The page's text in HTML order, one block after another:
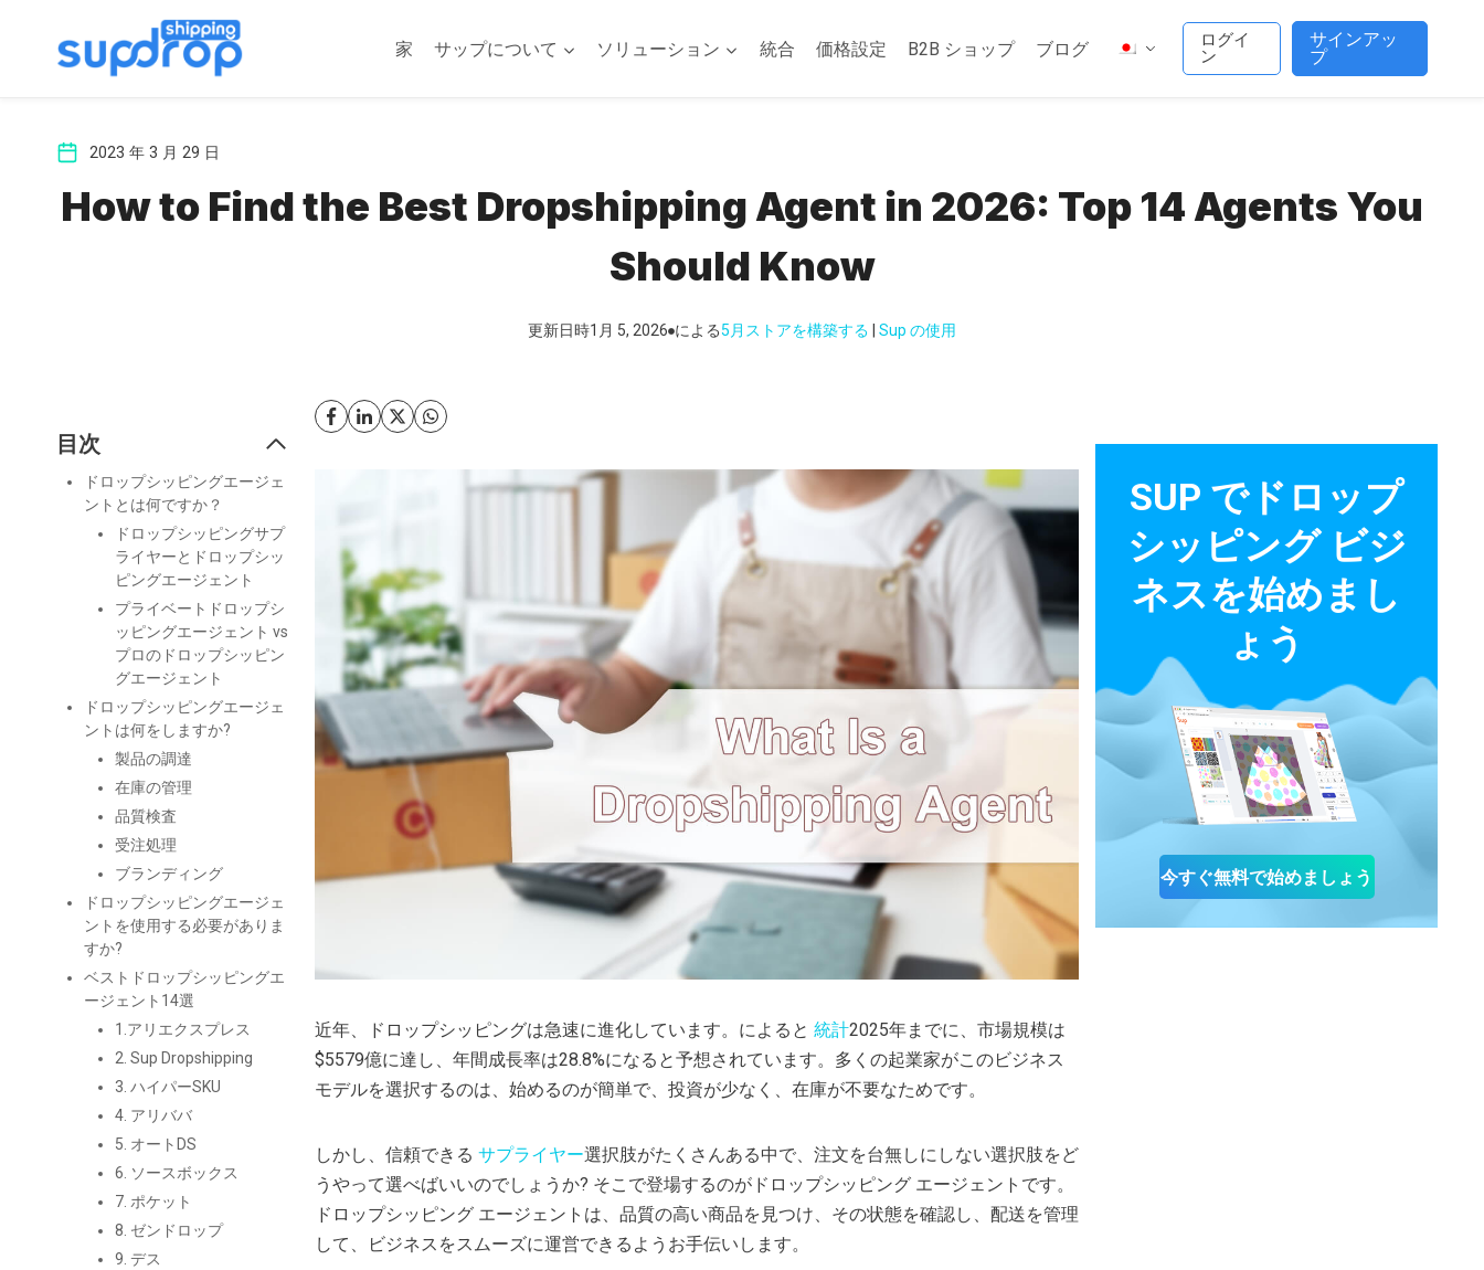
家 サップについて ソリューション 統合 価格設定 B2B ショップ ブログ
ログイ
ン
サインアッ
プ
2023 年 3 月 29 日
How to Find the Best Dropshipping Agent in 2026: Top 14 Agents You
Should Know
更新日時1月 5, 2026 による5月 ストアを構築する Sup の使用
目次
ドロップシッピングエージェ
ントとは何ですか？
ドロップシッピングサプ
ライヤーとドロップシッ
ピングエージェント
プライベートドロップシ
ッピングエージェント vs
プロのドロップシッピン
グエージェント
ドロップシッピングエージェ
ントは何をしますか?
製品の調達
在庫の管理
品質検査
受注処理
ブランディング
ドロップシッピングエージェ
ントを使用する必要がありま
すか?
ベストドロップシッピングエ
ージェント14選
1.アリエクスプレス
2. Sup Dropshipping
3. ハイパーSKU
4. アリババ
5. オートDS
6. ソースボックス
7. ポケット
8. ゼンドロップ
9. デス
近年、ドロップシッピングは急速に進化しています。によると 統計2025年までに、市場規模は
$5579億に達し、年間成長率は28.8%になると予想されています。多くの起業家がこのビジネス
モデルを選択するのは、始めるのが簡単で、投資が少なく、在庫が不要なためです。
しかし、信頼できる サプライヤー選択肢がたくさんある中で、注文を台無しにしない選択肢をど
うやって選べばいいのでしょうか? そこで登場するのがドロップシッピング エージェントです。
ドロップシッピング エージェントは、品質の高い商品を見つけ、その状態を確認し、配送を管理
して、ビジネスをスムーズに運営できるようお手伝いします。
SUP でドロップ
シッピング ビジ
ネスを始めまし
ょう
今すぐ無料で始めましょう